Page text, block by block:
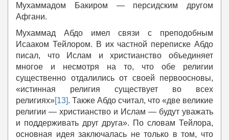
Мухаммадом Бакиром — персидским другом
Афгани.
Мухаммад Абдо имел связи с преподобным
Исааком Тейлором. В их частной переписке Абдо
писал, что Ислам и христианство объединяет
многое и несмотря на то, что обе религии
существенно отдалились от своей первоосновы,
«истинная религия существует во всех
религиях»[13]. Также Абдо считал, что «две великие
религии — христианство и Ислам — будут уважать
и поддерживать друг друга». По словам Тейлора,
основная идея заключалась не только в том, что